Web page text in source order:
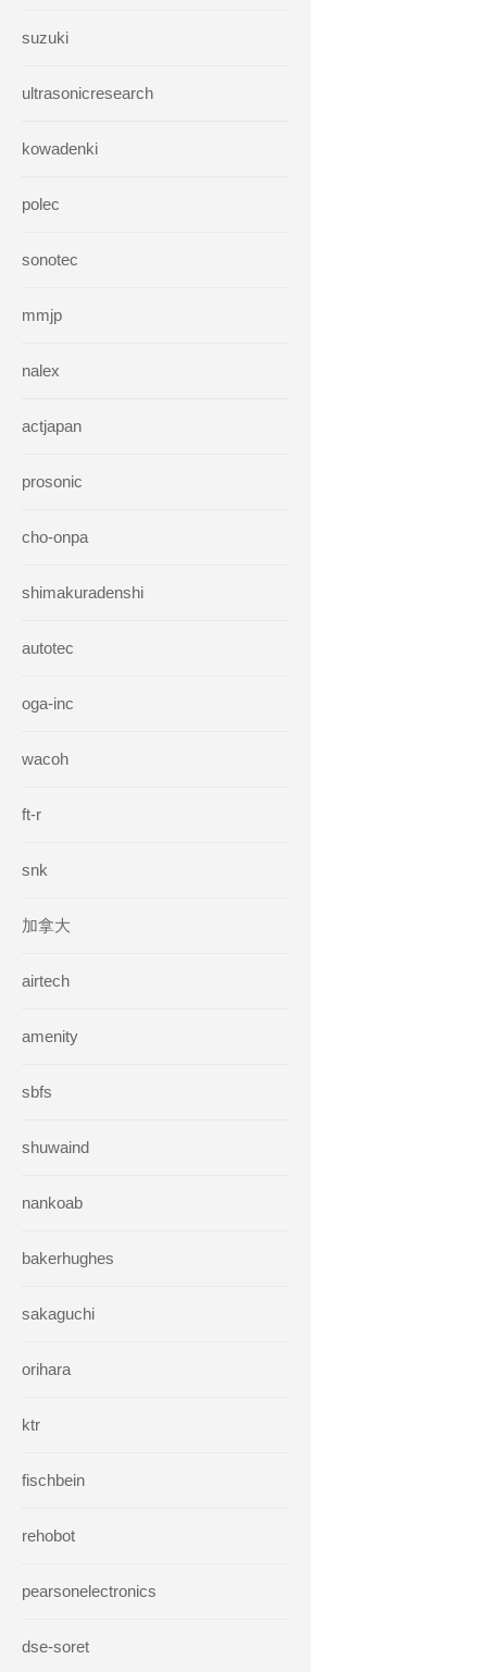
suzuki
ultrasonicresearch
kowadenki
polec
sonotec
mmjp
nalex
actjapan
prosonic
cho-onpa
shimakuradenshi
autotec
oga-inc
wacoh
ft-r
snk
加拿大
airtech
amenity
sbfs
shuwaind
nankoab
bakerhughes
sakaguchi
orihara
ktr
fischbein
rehobot
pearsonelectronics
dse-soret